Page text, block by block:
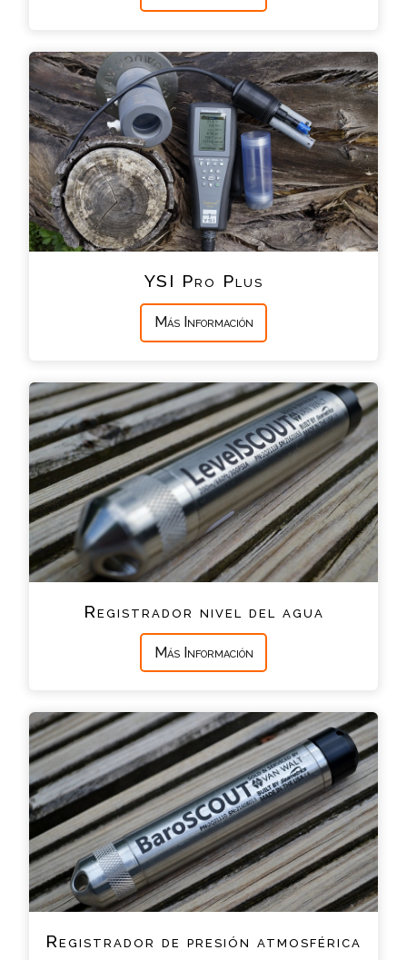
YSI Pro Plus
Más Información
Registrador nivel del agua
Más Información
Registrador de presión atmosférica